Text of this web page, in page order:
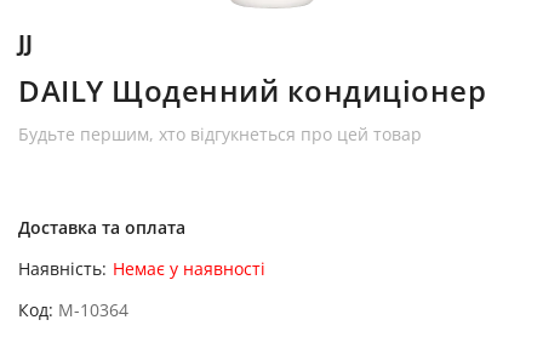
JJ
DAILY Щоденний кондиціонер
Будьте першим, хто відгукнеться про цей товар
Доставка та оплата
Наявність: Немає у наявності
Код M-10364